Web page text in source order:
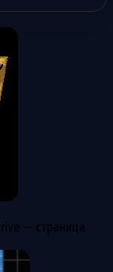
— страница